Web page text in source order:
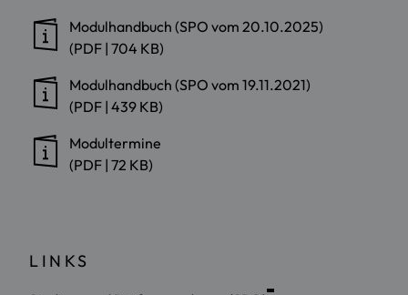
Modulhandbuch (SPO vom 20.10.2025)
(PDF | 704 KB)
Modulhandbuch (SPO vom 19.11.2021)
(PDF | 439 KB)
Modultermine
(PDF | 72 KB)
LINKS